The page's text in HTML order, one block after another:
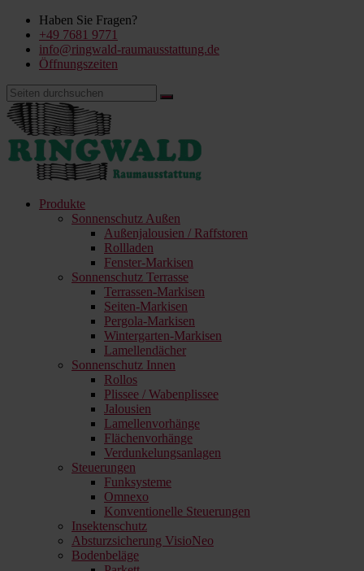
Haben Sie Fragen?
+49 7681 9771
info@ringwald-raumausstattung.de
Öffnungszeiten
Produkte
Sonnenschutz Außen
Außenjalousien / Raffstoren
Rollladen
Fenster-Markisen
Sonnenschutz Terrasse
Terrassen-Markisen
Seiten-Markisen
Pergola-Markisen
Wintergarten-Markisen
Lamellendächer
Sonnenschutz Innen
Rollos
Plissee / Wabenplissee
Jalousien
Lamellenvorhänge
Flächenvorhänge
Verdunkelungsanlagen
Steuerungen
Funksysteme
Omnexo
Konventionelle Steuerungen
Insektenschutz
Absturzsicherung VisioNeo
Bodenbeläge